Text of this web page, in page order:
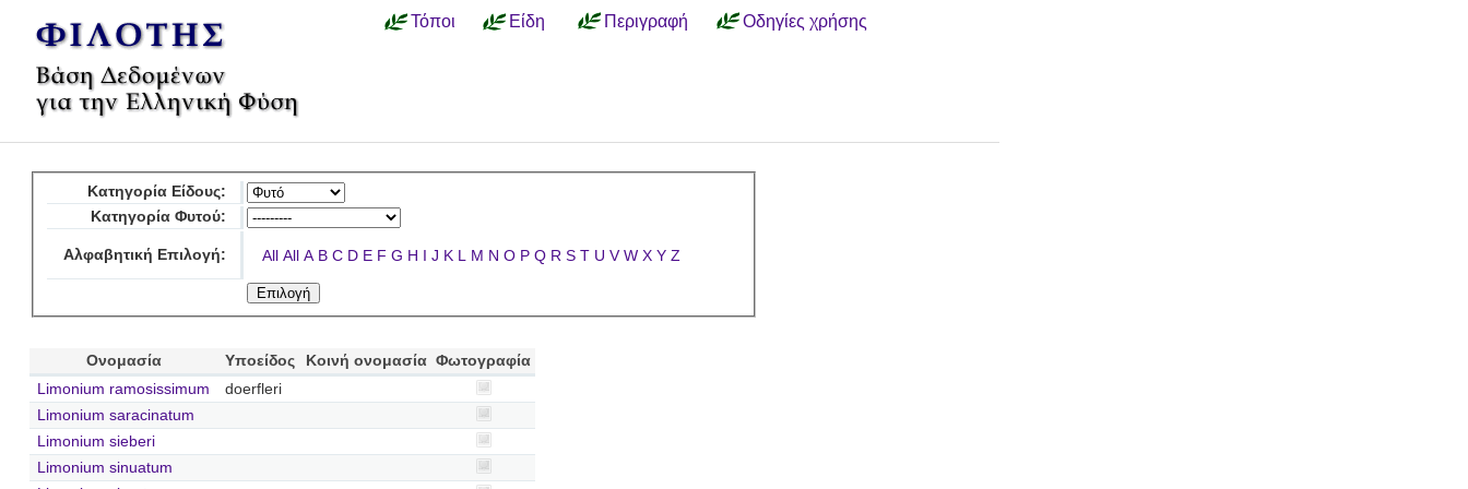
Τόποι Είδη Περιγραφή Οδηγίες χρήσης
Κατηγορία Είδους:
Κατηγορία Φυτού:
Αλφαβητική Επιλογή: All All A B C D E F G H I J K L M N O P Q R S T U V W X Y Z
Ονομασία Υποείδος Κοινή ονομασία Φωτογραφία
Limonium ramosissimum
doerfleri
Limonium saracinatum
Limonium sieberi
Limonium sinuatum